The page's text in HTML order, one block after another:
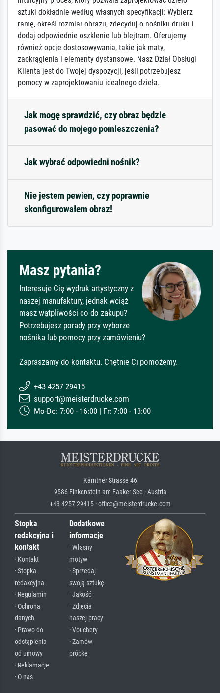
sztuki dokładnie według własnych specyfikacji: Wybierz
ramę, określ rozmiar obrazu, zdecyduj o nośniku druku i
dodaj odpowiednie oszklenie lub blejtram. Oferujemy
również opcje dostosowywania, takie jak maty,
zaokrąglenia i elementy dystansowe. Nasz Dział Obsługi
Klienta jest do Twojej dyspozycji, jeśli potrzebujesz
pomocy w zaprojektowaniu idealnego dzieła.
Jak mogę sprawdzić, czy obraz będzie
pasować do mojego pomieszczenia?
Jak wybrać odpowiedni nośnik?
Nie jestem pewien, czy poprawnie
skonfigurowałem obraz!
Masz pytania?
Interesuje Cię wydruk artystyczny z
naszej manufaktury, jednak wciąż
masz wątpliwości co do zakupu?
Potrzebujesz porady przy wyborze
nośnika lub pomocy przy zamówieniu?
Zapraszamy do kontaktu. Chętnie Ci pomożemy.
+43 4257 29415
support@meisterdrucke.com
Mo-Do: 7:00 - 16:00 | Fr: 7:00 - 13:00
Kärntner Strasse 46
9586 Finkenstein am Faaker See · Austria
+43 4257 29415 · office@meisterdrucke.com
Stopka
redakcyjna i
kontakt
· Kontakt
· Stopka
redakcyjna
· Regulamin
· Ochrona
danych
· Prawo do
odstąpienia
od umowy
· Reklamacje
· O nas
Dodatkowe
informacje
· Własny
motyw
· Sprzedaj
swoją sztukę
· Jakość
· Zdjęcia
naszej pracy
· Vouchery
· Zamów
próbkę